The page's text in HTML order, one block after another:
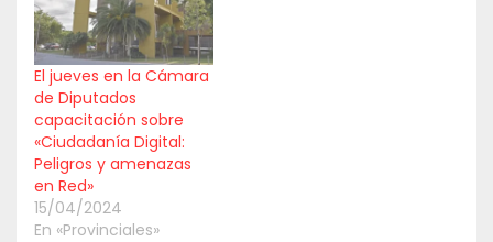
El jueves en la Cámara
de Diputados
capacitación sobre
«Ciudadanía Digital:
Peligros y amenazas
en Red»
15/04/2024
En «Provinciales»